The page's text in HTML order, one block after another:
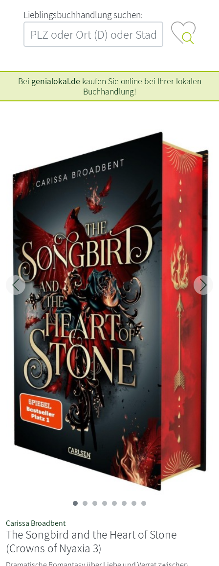
L‍i‍e‍b‍l‍i‍n‍g‍s‍b‍u‍c‍h‍h‍a‍n‍d‍l‍u‍n‍g‍ ‍s‍u‍c‍h‍e‍n‍:‍
Bei genialokal.de kaufen Sie online bei Ihrer lokalen
Buchhandlung!
Zurück
Carissa Broadbent
The Songbird and the Heart of Stone
(Crowns of Nyaxia 3)